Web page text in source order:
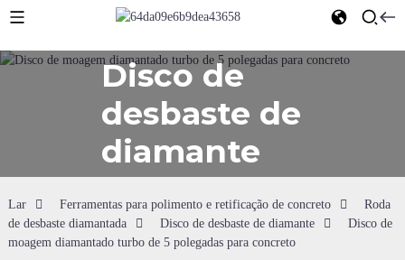
Disco de
desbaste de
diamante
Lar Ferramentas para polimento e retificação de concreto
Roda
de desbaste diamantada
Disco de desbaste de diamante
Disco de
moagem diamantado turbo de 5 polegadas para concreto